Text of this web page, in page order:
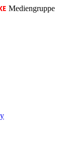
Mediengruppe